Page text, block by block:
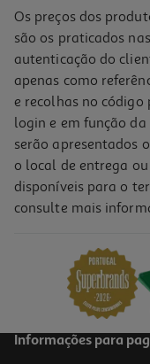
Calculadora Gráfica
179,99 €
Os preços dos
são os praticados
autenticação do
apenas como
e recolhas no
login e em função
serão apresentados
o local de entrega
disponíveis para o
consulte mais
Informações para